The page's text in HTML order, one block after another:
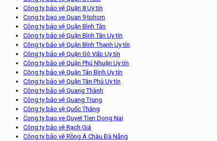
Công ty bảo vệ Quận 8 Uy tín
Cong ty bao ve Quan 9 tphcm
Công ty bảo vệ Quận Bình Tân
Công ty bảo vệ Quận Bình Tân Uy tín
Công ty bảo vệ Quận Bình Thạnh Uy tín
Công ty bảo vệ Quận Gò Vấp Uy tín
Công ty bảo vệ Quận Phú Nhuận Uy tín
Công ty bảo vệ Quận Tân Bình Uy tín
Công ty bảo vệ Quận Tân Phú Uy tín
Công ty bảo vệ Quang Thành
Công ty bảo vệ Quang Trung
Công ty bảo vệ Quốc Thắng
Cong ty bao ve Quyet Tien Dong Nai
Công ty bảo vệ Rạch Giá
Công ty bảo vệ Rồng Á Châu Đà Nẵng